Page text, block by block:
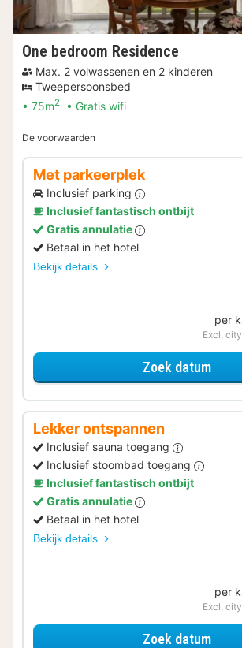
One bedroom Residence
Max. 2 volwassenen en 2 kinderen
Tweepersoonsbed
75m2 Gratis wifi
De voorwaarden
Met parkeerplek
Inclusief parking
Inclusief fantastisch ontbijt
Gratis annulatie
Betaal in het hotel
Bekijk details
per
Excl.
Zoek datumvoor
Lekker ontspannen
Inclusief sauna toegang
Inclusief stoombad toegang
Inclusief fantastisch ontbijt
Gratis annulatie
Betaal in het hotel
Bekijk details
per
Excl.
Zoek datumvoor